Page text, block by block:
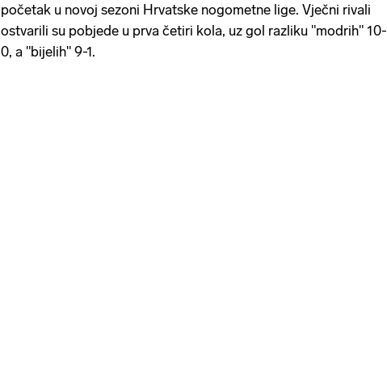
početak u novoj sezoni Hrvatske nogometne lige. Vječni rivali
ostvarili su pobjede u prva četiri kola, uz gol razliku "modrih" 10-
0, a "bijelih" 9-1.